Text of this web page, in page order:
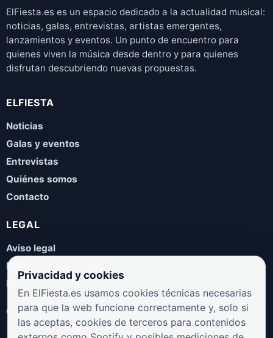
ElFiesta.es es un espacio dedicado a la actualidad musical:
noticias, galas, entrevistas, artistas emergentes,
lanzamientos y eventos. Un punto de encuentro para
quienes viven la música desde dentro y para quienes
disfrutan descubriendo nuevas propuestas.
ELFIESTA
Noticias
Galas y eventos
Entrevistas
Quiénes somos
Contacto
LEGAL
Aviso legal
Política de privacidad
Política de cookies
COLABORA
Privacidad y cookies
En ElFiesta.es usamos cookies técnicas necesarias
para que la web funcione correctamente y, solo si
las aceptas, cookies de terceros para contenidos